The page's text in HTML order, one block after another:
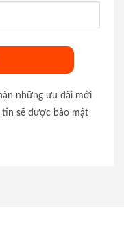
những ưu đãi mới
tin sẽ được bảo mật